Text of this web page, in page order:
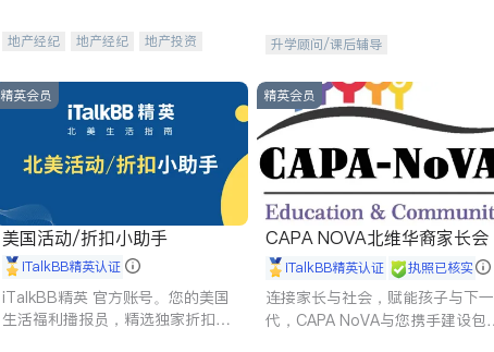
地产经纪 地产经纪
地产投资
升学顾问/课后辅导
精英会员
美国活动/折扣小助手
iTalkBB精英认证
iTalkBB精英 官方账号。您的美国
生活福利播报员，精选独家折扣、
精英会员
CAPA NOVA北维华裔家长会
iTalkBB精英认证 执照已核实
连接家长与社会，赋能孩子与下一
代，CAPA NoVA与您携手建设包